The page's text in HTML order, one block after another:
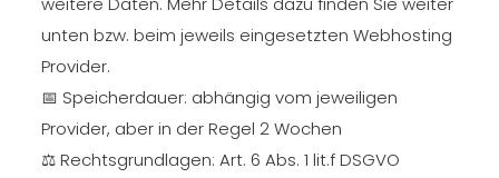
unten bzw. beim jeweils eingesetzten Webhosting
Provider.
📅 Speicherdauer: abhängig vom jeweiligen
Provider, aber in der Regel 2 Wochen
⚖️ Rechtsgrundlagen: Art. 6 Abs. 1 lit.f DSGVO